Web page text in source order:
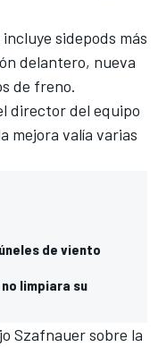
sidepods más
delantero, nueva
de freno.
director del equipo
mejora valía varias
de viento
limpiara su
Szafnauer sobre la